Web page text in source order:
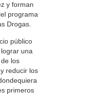
y forman
programa
Drogas.
público
una
los
reducir los
primeros